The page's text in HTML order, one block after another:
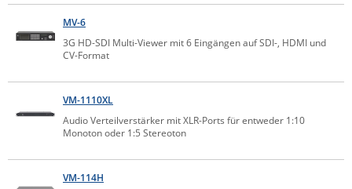
Gude
Guntermann & Drunck
High Sec Labs
HW group
Icron
IEC Lock
Ihse
Kerlink
MV-6
3G HD-SDI Multi-Viewer mit 6 Eingängen auf SDI-, HDMI und
CV-Format
VM-1110XL
Audio Verteilverstärker mit XLR-Ports für entweder 1:10
Monoton oder 1:5 Stereoton
VM-114H